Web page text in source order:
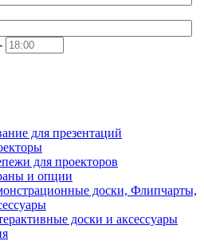
для презентаций
для проекторов
и опции
доски, Флипчарты,
доски и аксессуары